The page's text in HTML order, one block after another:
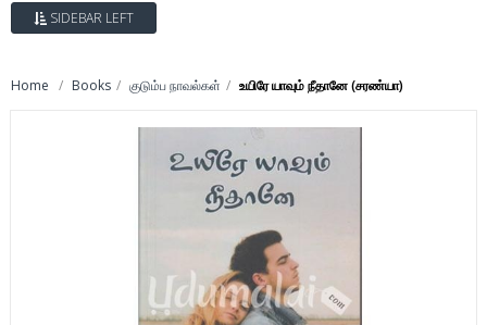
SIDEBAR LEFT
Home Books குடும்ப நாவல்கள் உயிரே யாவும் நீதானே (சரண்யா)